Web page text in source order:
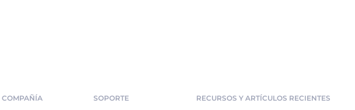
COMPAÑÍA SOPORTE RECURSOS Y ARTÍCULOS RECIENTES